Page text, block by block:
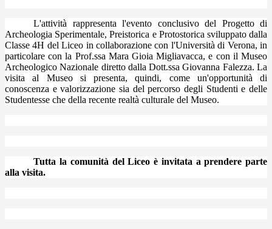
L'attività rappresenta l'evento conclusivo del Progetto di
Archeologia Sperimentale, Preistorica e Protostorica sviluppato dalla
Classe 4H del Liceo in collaborazione con l'Università di Verona, in
particolare con la Prof.ssa Mara Gioia Migliavacca, e con il Museo
Archeologico Nazionale diretto dalla Dott.ssa Giovanna Falezza. La
visita al Museo si presenta, quindi, come un'opportunità di
conoscenza e valorizzazione sia del percorso degli Studenti e delle
Studentesse che della recente realtà culturale del Museo.
Tutta la comunità del Liceo è invitata a prendere parte
alla visita.